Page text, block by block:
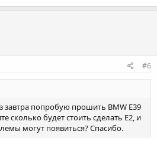
#6
попробую прошить BMW E39
сколько будет стоить сделать Е2, и
могут появиться? Спасибо.